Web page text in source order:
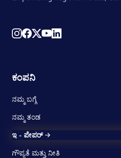
ಕಂಪನಿ
ನಮ್ಮ ಬಗ್ಗೆ
ನಮ್ಮ ತಂಡ
ಇ - ಪೇಪರ್
ಗೌಪ್ಯತೆ ಮತ್ತು ನೀತಿ